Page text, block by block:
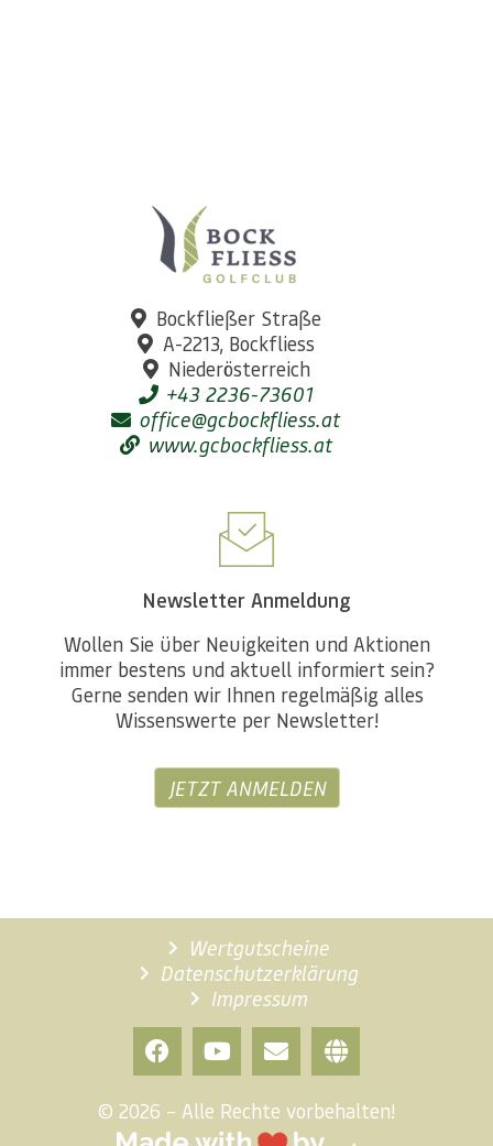
Bockfließer Straße
A-2213, Bockfliess
Niederösterreich
+43 2236-73601
office@gcbockfliess.at
www.gcbockfliess.at
Newsletter Anmeldung
Wollen Sie über Neuigkeiten und Aktionen
immer bestens und aktuell informiert sein?
Gerne senden wir Ihnen regelmäßig alles
Wissenswerte per Newsletter!
JETZT ANMELDEN
Wertgutscheine
Datenschutzerklärung
Impressum
© 2026 – Alle Rechte vorbehalten!